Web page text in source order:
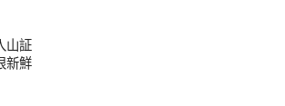
山証
新鮮